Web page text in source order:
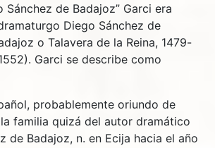
Sánchez de Badajoz” Garci era
Diego Sánchez de
o Talavera de la Reina, 1479-
Garci se describe como
probablemente oriundo de
familia quizá del autor dramático
de Badajoz, n. en Ecija hacia el año